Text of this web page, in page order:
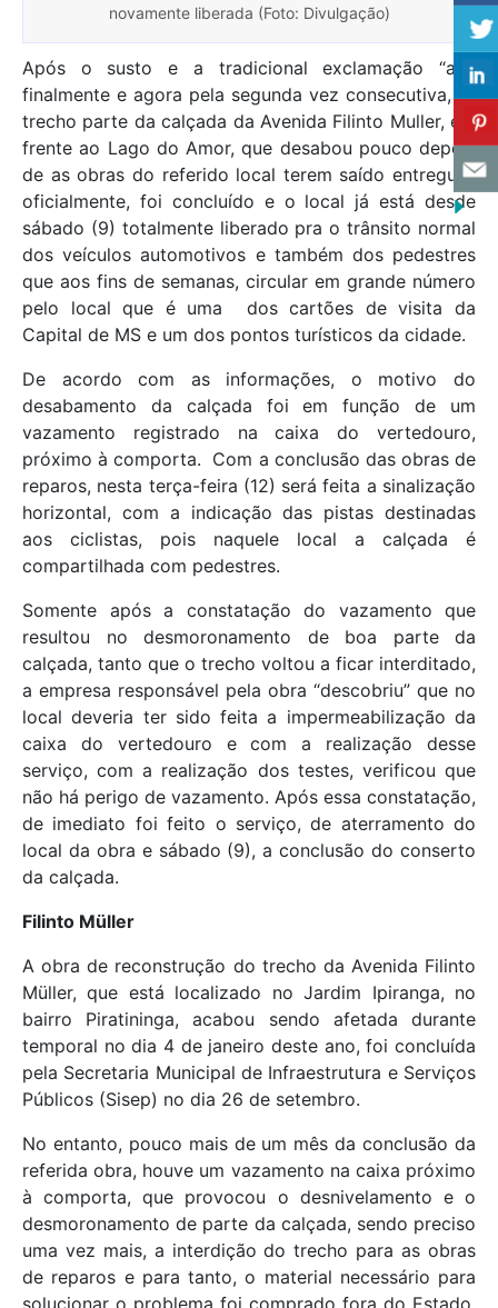
novamente liberada (Foto: Divulgação)
Após o susto e a tradicional exclamação “ah!’,
finalmente e agora pela segunda vez consecutiva, o
trecho parte da calçada da Avenida Filinto Muller, em
frente ao Lago do Amor, que desabou pouco depois
de as obras do referido local terem saído entregues
oficialmente, foi concluído e o local já está desde
sábado (9) totalmente liberado pra o trânsito normal
dos veículos automotivos e também dos pedestres
que aos fins de semanas, circular em grande número
pelo local que é uma dos cartões de visita da
Capital de MS e um dos pontos turísticos da cidade.
De acordo com as informações, o motivo do
desabamento da calçada foi em função de um
vazamento registrado na caixa do vertedouro,
próximo à comporta. Com a conclusão das obras de
reparos, nesta terça-feira (12) será feita a sinalização
horizontal, com a indicação das pistas destinadas
aos ciclistas, pois naquele local a calçada é
compartilhada com pedestres.
Somente após a constatação do vazamento que
resultou no desmoronamento de boa parte da
calçada, tanto que o trecho voltou a ficar interditado,
a empresa responsável pela obra “descobriu” que no
local deveria ter sido feita a impermeabilização da
caixa do vertedouro e com a realização desse
serviço, com a realização dos testes, verificou que
não há perigo de vazamento. Após essa constatação,
de imediato foi feito o serviço, de aterramento do
local da obra e sábado (9), a conclusão do conserto
da calçada.
Filinto Müller
A obra de reconstrução do trecho da Avenida Filinto
Müller, que está localizado no Jardim Ipiranga, no
bairro Piratininga, acabou sendo afetada durante
temporal no dia 4 de janeiro deste ano, foi concluída
pela Secretaria Municipal de Infraestrutura e Serviços
Públicos (Sisep) no dia 26 de setembro.
No entanto, pouco mais de um mês da conclusão da
referida obra, houve um vazamento na caixa próximo
à comporta, que provocou o desnivelamento e o
desmoronamento de parte da calçada, sendo preciso
uma vez mais, a interdição do trecho para as obras
de reparos e para tanto, o material necessário para
solucionar o problema foi comprado fora do Estado,